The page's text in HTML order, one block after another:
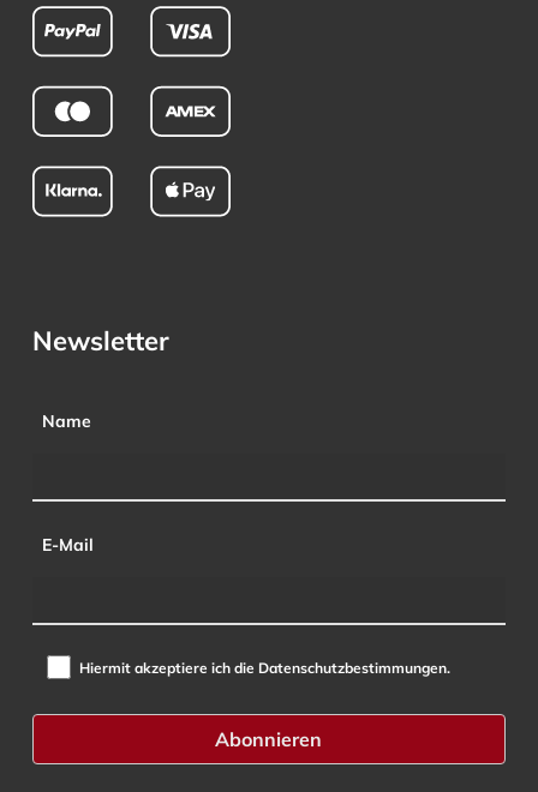
Newsletter
Name
E-Mail
Hiermit akzeptiere ich die Datenschutzbestimmungen.